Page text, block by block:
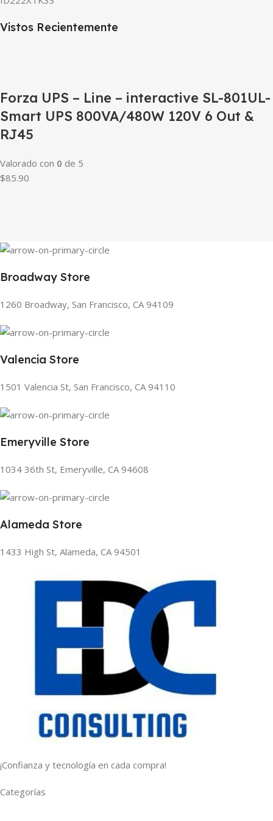
Vistos Recientemente
Forza UPS – Line – interactive SL-801UL-
Smart UPS 800VA/480W 120V 6 Out &
RJ45
Valorado con 0 de 5
$85.90
Broadway Store
1260 Broadway, San Francisco, CA 94109
Valencia Store
1501 Valencia St, San Francisco, CA 94110
Emeryville Store
1034 36th St, Emeryville, CA 94608
Alameda Store
1433 High St, Alameda, CA 94501
¡Confianza y tecnología en cada compra!
Categorías